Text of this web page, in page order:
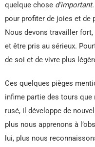
quelque chose d’important.
pour profiter de joies et de
Nous devons travailler
et être pris au sérieux.
de soi et de vivre plus
Ces quelques pièges
infime partie des tours que
rusé, il développe de
plus nous apprenons à
lui, plus nous